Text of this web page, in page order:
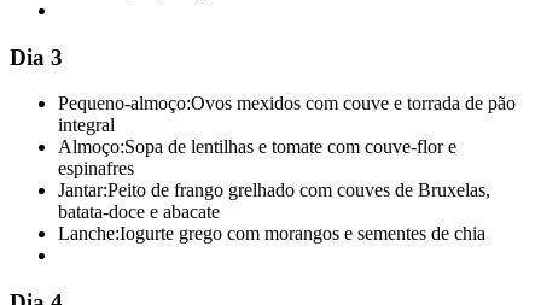
Dia 3
Pequeno-almoço:Ovos mexidos com couve e torrada de pão
integral
Almoço:Sopa de lentilhas e tomate com couve-flor e
espinafres
Jantar:Peito de frango grelhado com couves de Bruxelas,
batata-doce e abacate
Lanche:Iogurte grego com morangos e sementes de chia